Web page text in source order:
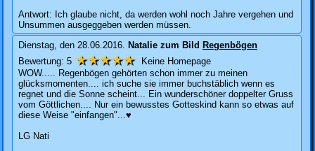
Antwort: Ich glaube nicht, da werden wohl noch Jahre vergehen und
Unsummen ausgeggeben werden müssen.
Dienstag, den 28.06.2016. Natalie zum Bild Regenbögen
Bewertung: 5 ★★★★★
Keine Homepage
WOW..... Regenbögen gehörten schon immer zu meinen
glücksmomenten.... ich suche sie immer buchstäblich wenn es
regnet und die Sonne scheint... Ein wunderschöner doppelter Gruss
vom Göttlichen.... Nur ein bewusstes Gotteskind kann so etwas auf
diese Weise "einfangen"...♥
LG Nati